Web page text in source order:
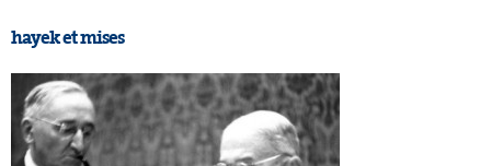
hayek et mises